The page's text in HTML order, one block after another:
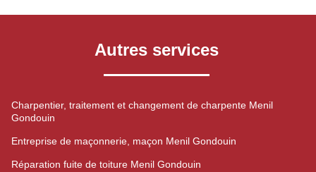
Autres services
Charpentier, traitement et changement de charpente Menil
Gondouin
Entreprise de maçonnerie, maçon Menil Gondouin
Réparation fuite de toiture Menil Gondouin